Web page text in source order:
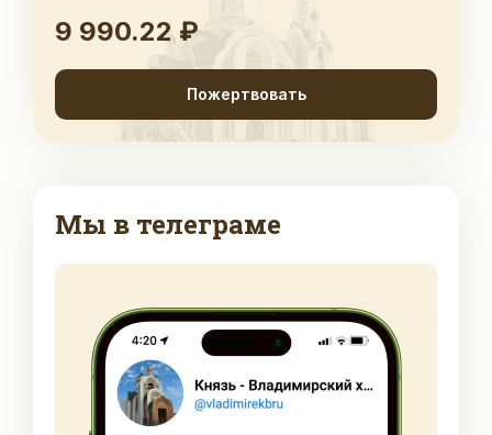
9 990.22 ₽
Пожертвовать
Мы в телеграме